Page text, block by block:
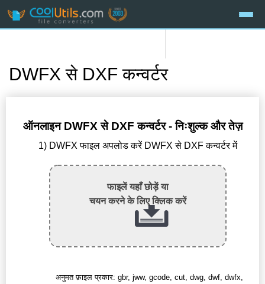
DWFX से DXF कन्वर्टर
ऑनलाइन DWFX से DXF कन्वर्टर - निःशुल्क और तेज़
1) DWFX फाइल अपलोड करें DWFX से DXF कन्वर्टर में
फाइलें यहाँ छोड़ें या
चयन करने के लिए क्लिक करें
अनुमत फ़ाइल प्रकार: gbr, jww, gcode, cut, dwg, dwf, dwfx,